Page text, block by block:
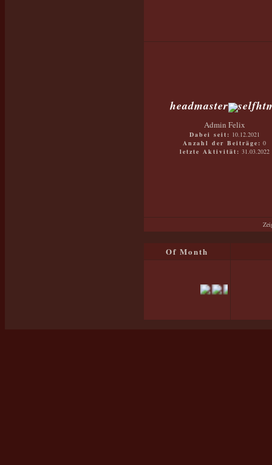
headmaster
Admin Felix
Dabei seit: 10.12.2021
Anzahl der Beiträge: 0
letzte Aktivität: 31.03.2022
Of Month